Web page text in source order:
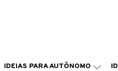
IDEIAS PARA AUTÔNOMO